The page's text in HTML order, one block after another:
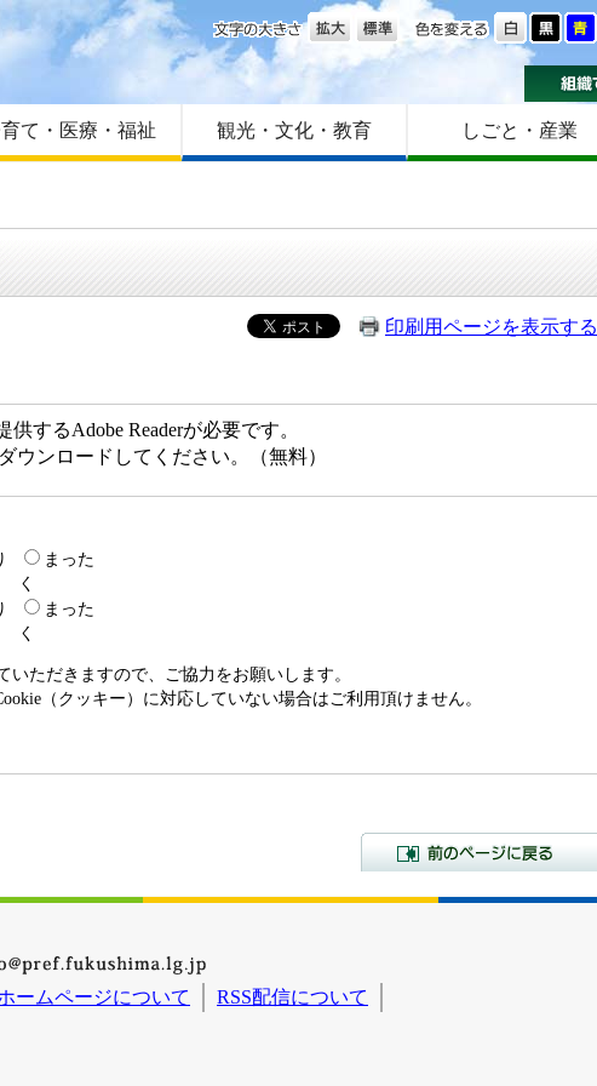
めての方へ
language
トマップ
色を変える
文字の大きさ
て・医療・福祉 観光・文化・教育 しごと・産業
印刷用ページを表示する
するAdobe Readerが必要です。
ウンロードしてください。（無料）
まった
く
まった
く
ただきますので、ご協力をお願いします。
（クッキー）に対応していない場合はご利用頂けません。
ームページについて
RSS配信について